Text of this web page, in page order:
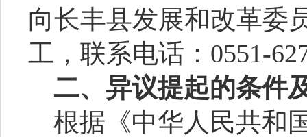
向长丰县发展和改革委
工，联系电话： 0551-
二、异议提起的条件
根据《中华人民共和